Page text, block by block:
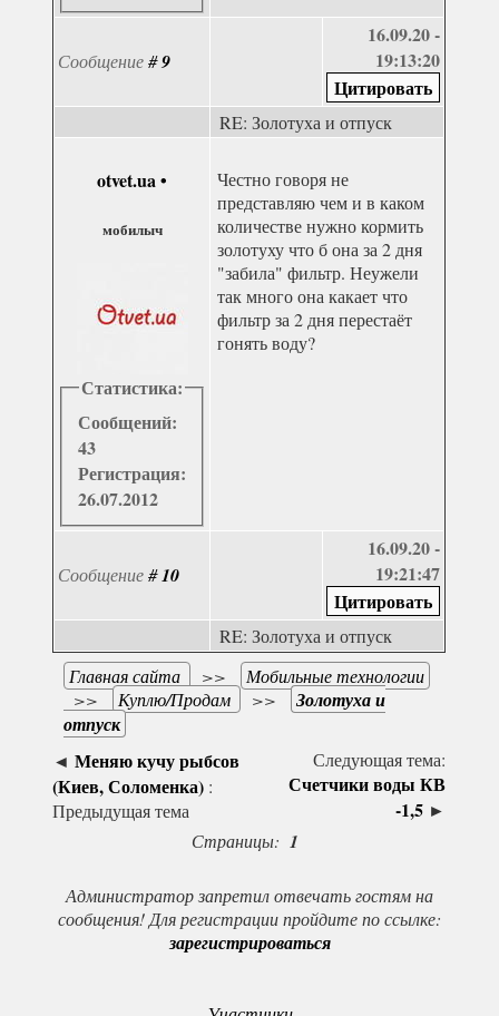
Сообщение#9
16.09.20 -
19:13:20
RE: Золотуха и отпуск
otvet.ua•
мобилыч
Статистика:
Сообщений:
43
Регистрация:
26.07.2012
Честно говоря не
представляю чем и в каком
количестве нужно кормить
золотуху что б она за 2 дня
"забила" фильтр. Неужели
так много она какает что
фильтр за 2 дня перестаёт
гонять воду?
Сообщение#10
16.09.20 -
19:21:47
RE: Золотуха и отпуск
Главная сайта
>>
Мобильные технологии
>>
Куплю/Продам >>
Золотуха и
отпуск
◄Меняю кучу рыбсов
(Киев, Соломенка) :
Предыдущая тема
Следующая тема:
Счетчики воды КВ
-1,5 ►
Страницы: 1
Администратор запретил отвечать гостям на
сообщения! Для регистрации пройдите по ссылке:
зарегистрироваться